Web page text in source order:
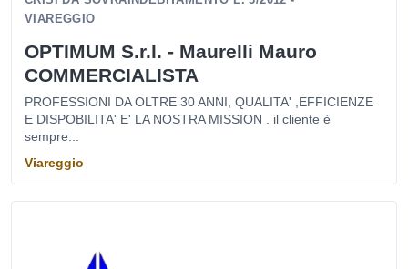
VIAREGGIO
OPTIMUM S.r.l. - Maurelli Mauro
COMMERCIALISTA
PROFESSIONI DA OLTRE 30 ANNI, QUALITA' ,EFFICIENZE
E DISPOBILITA' E' LA NOSTRA MISSION . il cliente è
sempre...
Viareggio